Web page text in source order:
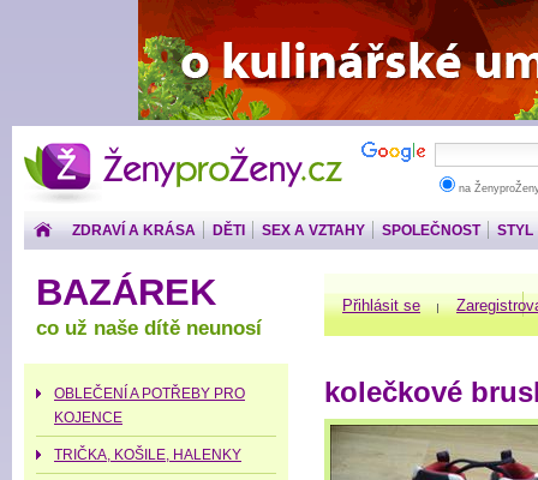
ŽenyproŽeny.cz
na
ZDRAVÍ A KRÁSA DĚTI SEX A VZTAHY SPOLEČNOST STYL
Přihlásit se
kolečkové
BAZÁREK
co už naše dítě neunosí
OBLEČENÍ A POTŘEBY PRO
KOJENCE
TRIČKA, KOŠILE, HALENKY